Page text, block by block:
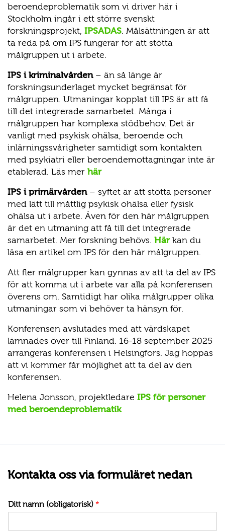
beroendeproblematik som vi driver här i
Stockholm ingår i ett större svenskt
forskningsprojekt, IPSADAS. Målsättningen är att
ta reda på om IPS fungerar för att stötta
målgruppen ut i arbete.
IPS i kriminalvården– än så länge är
forskningsunderlaget mycket begränsat för
målgruppen. Utmaningar kopplat till IPS är att få
till det integrerade samarbetet. Många i
målgruppen har komplexa stödbehov. Det är
vanligt med psykisk ohälsa, beroende och
inlärningssvårigheter samtidigt som kontakten
med psykiatri eller beroendemottagningar inte är
etablerad. Läs mer här
IPS i primärvården– syftet är att stötta personer
med lätt till måttlig psykisk ohälsa eller fysisk
ohälsa ut i arbete. Även för den här målgruppen
är det en utmaning att få till det integrerade
samarbetet. Mer forskning behövs. Härkan du
läsa en artikel om IPS för den här målgruppen.
Att fler målgrupper kan gynnas av att ta del av IPS
för att komma ut i arbete var alla på konferensen
överens om. Samtidigt har olika målgrupper olika
utmaningar som vi behöver ta hänsyn för.
Konferensen avslutades med att värdskapet
lämnades över till Finland. 16-18 september 2025
arrangeras konferensen i Helsingfors. Jag hoppas
att vi kommer får möjlighet att ta del av den
konferensen.
Helena Jonsson, projektledare IPS för personer
med beroendeproblematik
Kontakta oss via formuläret nedan
Ditt namn (obligatorisk) *